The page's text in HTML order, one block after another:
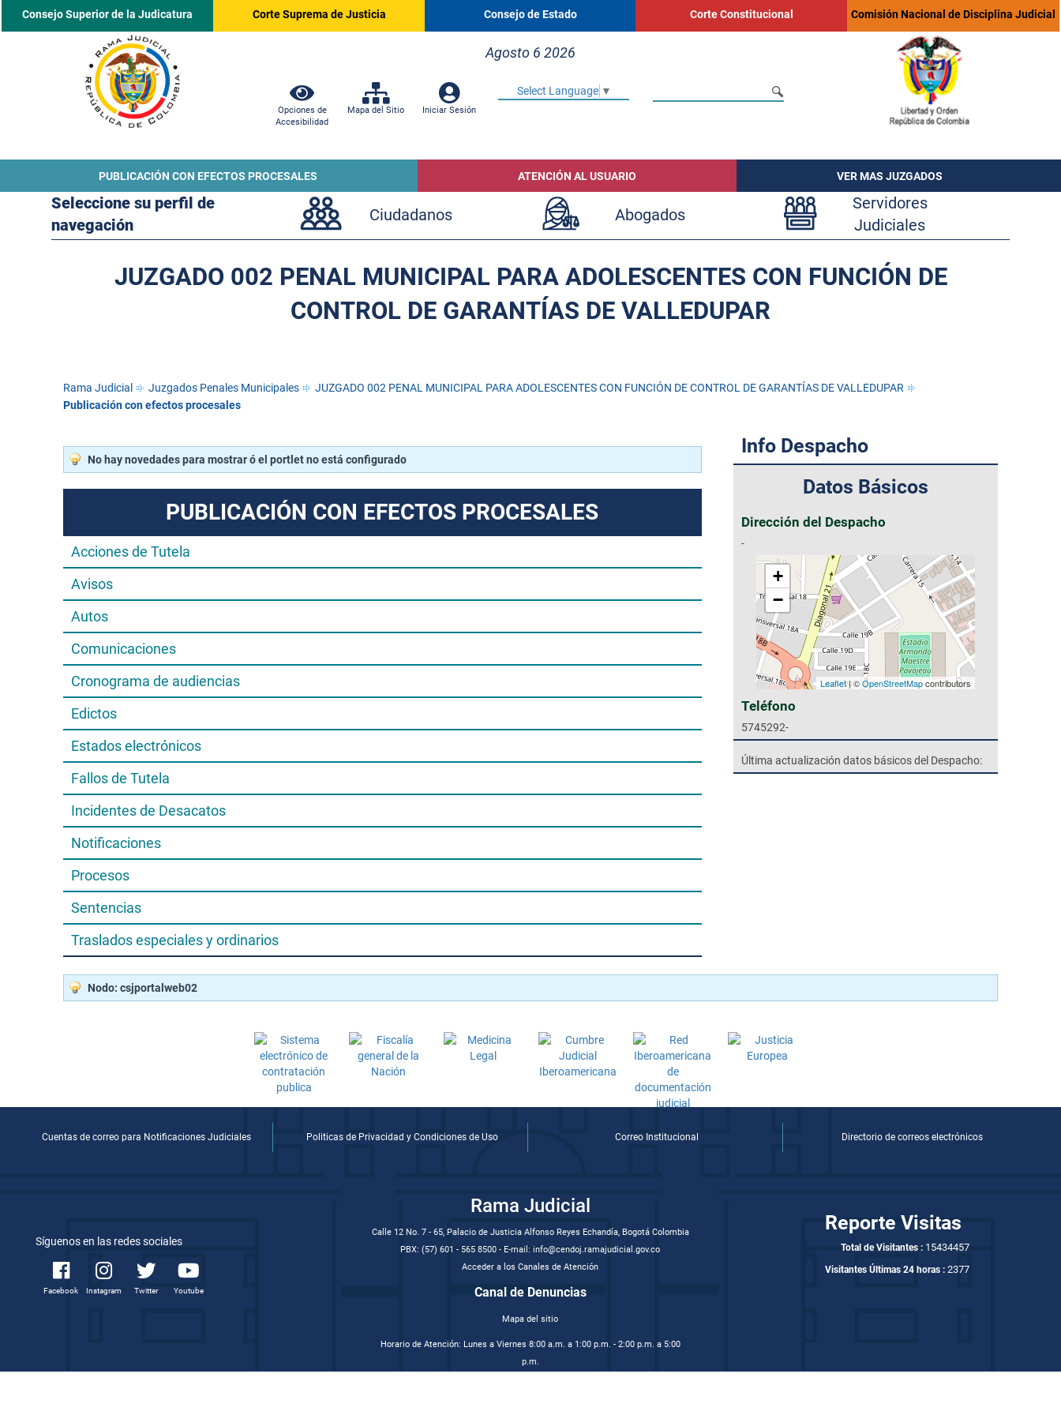
Consejo Superior de la Judicatura Corte Suprema de Justicia Consejo de Estado Corte Constitucional Comisión Nacional de Disciplina Judicial
Agosto 6 2026
Opciones de
Accesibilidad
Mapa del Sitio Iniciar Sesión
Select Language ▼
PUBLICACIÓN CON EFECTOS PROCESALES ATENCIÓN AL USUARIO VER MAS JUZGADOS
Seleccione su perfil de
navegación
Ciudadanos Abogados
Servidores
Judiciales
JUZGADO 002 PENAL MUNICIPAL PARA ADOLESCENTES CON FUNCIÓN DE
CONTROL DE GARANTÍAS DE VALLEDUPAR
Rama Judicial Juzgados Penales Municipales
JUZGADO 002 PENAL MUNICIPAL PARA ADOLESCENTES CON FUNCIÓN DE CONTROL DE GARANTÍAS DE VALLEDUPAR
Publicación con efectos procesales
No hay novedades para mostrar ó el portlet no está configurado
PUBLICACIÓN CON EFECTOS PROCESALES
Acciones de Tutela
Avisos
Autos
Comunicaciones
Cronograma de audiencias
Edictos
Estados electrónicos
Fallos de Tutela
Incidentes de Desacatos
Notificaciones
Procesos
Sentencias
Traslados especiales y ordinarios
Info Despacho
Datos Básicos
Dirección del Despacho
-
+
−
Leaflet| ©OpenStreetMapcontributors
Teléfono
5745292-
Última actualización datos básicos del Despacho:
Nodo: csjportalweb02
Cuentas de correo para Notificaciones Judiciales Politicas de Privacidad y Condiciones de Uso Correo Institucional Directorio de correos electrónicos
Síguenos en las redes sociales
Facebook Instagram Twitter Youtube
Rama Judicial
Calle 12 No. 7 - 65, Palacio de Justicia Alfonso Reyes Echandía, Bogotá Colombia
PBX: (57) 601 - 565 8500 - E-mail: info@cendoj.ramajudicial.gov.co
Acceder a los Canales de Atención
Canal de Denuncias
Mapa del sitio
Horario de Atención: Lunes a Viernes 8:00 a.m. a 1:00 p.m. - 2:00 p.m. a 5:00
p.m.
Reporte Visitas
Total de Visitantes : 15434457
Visitantes Últimas 24 horas : 2377